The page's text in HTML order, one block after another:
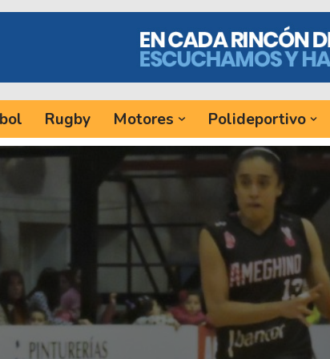
Rugby Motores Polideportivo